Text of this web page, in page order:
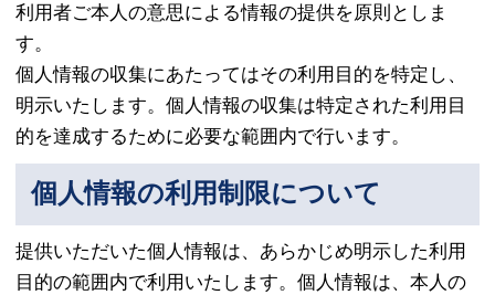
利用者ご本人の意思による情報の提供を原則としま
す。
個人情報の収集にあたってはその利用目的を特定し、
明示いたします。個人情報の収集は特定された利用目
的を達成するために必要な範囲内で行います。
個人情報の利用制限について
提供いただいた個人情報は、あらかじめ明示した利用
目的の範囲内で利用いたします。個人情報は、本人の